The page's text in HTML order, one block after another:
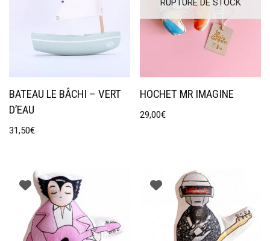
BATEAU LE BÂCHI – VERT
D’EAU
31,50€
RUPTURE DE STOCK
HOCHET MR IMAGINE
29,00€